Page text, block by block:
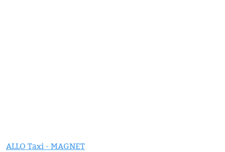
ALLO Taxi - MAGNET